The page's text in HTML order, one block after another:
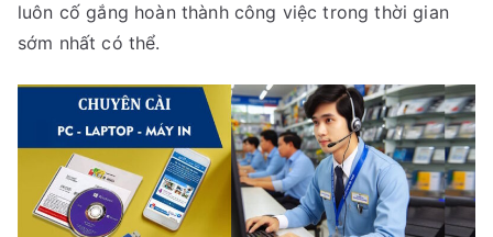
luôn cố gắng hoàn thành công việc trong thời gian
sớm nhất có thể.